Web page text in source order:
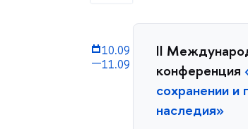
—
10.09
11.09
II
конференция
сохранении и
наследия»